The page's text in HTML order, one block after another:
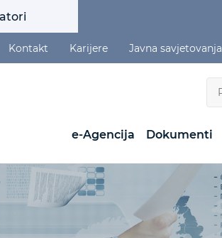
Kontakt Karijere Javna savjetovanja
e-Agencija Dokumenti